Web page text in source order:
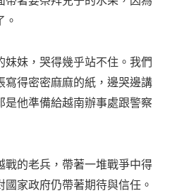
妹，哭得幾乎站不住。我們
寫得密密麻麻的紙，邊哭邊講
他準備給越南辦事處跟警察
戰的老兵，帶著一堆戰爭中得
家政府仍帶著期待與信任。